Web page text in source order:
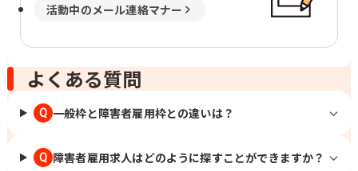
活動中のメール連絡マナー
よくある質問
Q 一般枠と障害者雇用枠との違いは？
Q 障害者雇用求人はどのように探すことができますか？